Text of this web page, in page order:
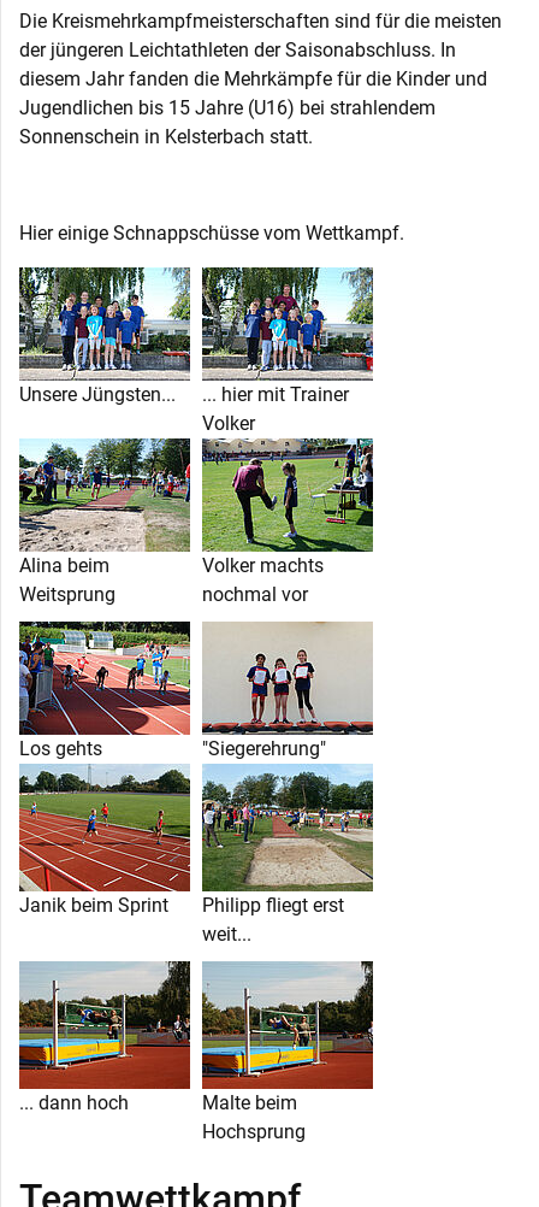
Die Kreismehrkampfmeisterschaften sind für die meisten
der jüngeren Leichtathleten der Saisonabschluss. In
diesem Jahr fanden die Mehrkämpfe für die Kinder und
Jugendlichen bis 15 Jahre (U16) bei strahlendem
Sonnenschein in Kelsterbach statt.
Hier einige Schnappschüsse vom Wettkampf.
Unsere Jüngsten...
... hier mit Trainer
Volker
Alina beim
Weitsprung
Volker machts
nochmal vor
Los gehts "Siegerehrung"
Janik beim Sprint
Philipp fliegt erst
weit...
... dann hoch
Malte beim
Hochsprung